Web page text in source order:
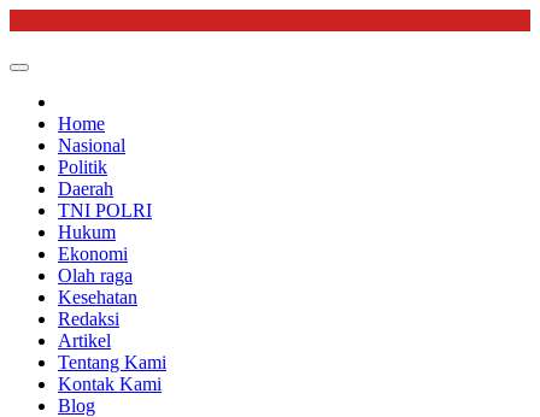
content
Home
Nasional
Politik
Daerah
TNI POLRI
Hukum
Ekonomi
Olah raga
Kesehatan
Redaksi
Artikel
Tentang Kami
Kontak Kami
Blog